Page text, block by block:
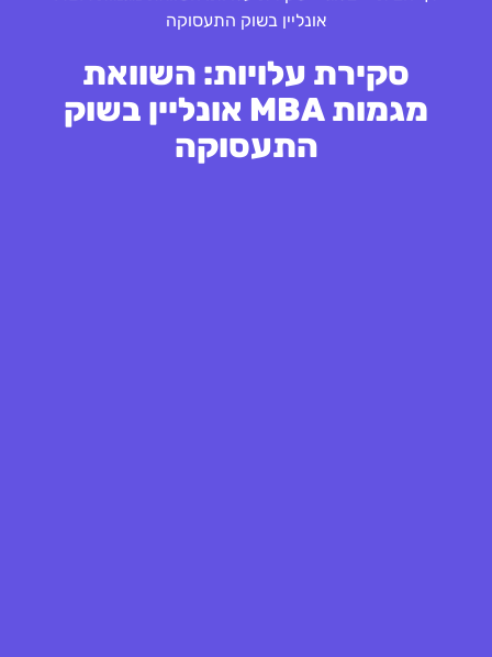
אונליין בשוק התעסוקה
סקירת עלויות: השוואת
מגמות MBA אונליין בשוק
התעסוקה